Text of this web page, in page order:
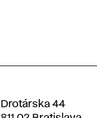
Drotárska 44